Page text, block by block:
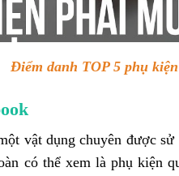
Điểm danh TOP 5 phụ
vật dụng chuyên được
có thể xem là phụ kiện